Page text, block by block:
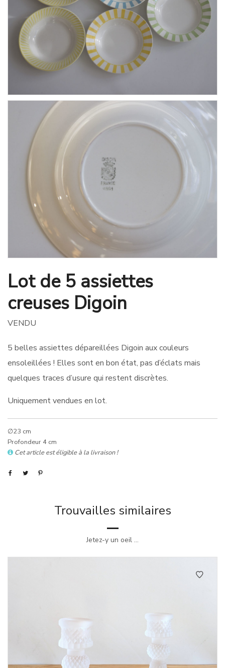
Lot de 5 assiettes
creuses Digoin
VENDU
5 belles assiettes dépareillées Digoin aux couleurs
ensoleillées ! Elles sont en bon état, pas d’éclats mais
quelques traces d’usure qui restent discrètes.
Uniquement vendues en lot.
∅23 cm
Profondeur 4 cm
Cet article est éligible à la livraison !
Trouvailles similaires
Jetez-y un oeil ...